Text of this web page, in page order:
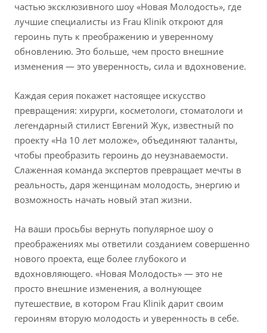
частью эксклюзивного шоу «Новая Молодость», где
лучшие специалисты из Frau Klinik откроют для
героинь путь к преображению и уверенному
обновлению. Это больше, чем просто внешние
изменения — это уверенность, сила и вдохновение.
Каждая серия покажет настоящее искусство
превращения: хирурги, косметологи, стоматологи и
легендарный стилист Евгений Жук, известный по
проекту «На 10 лет моложе», объединяют таланты,
чтобы преобразить героинь до неузнаваемости.
Слаженная команда экспертов превращает мечты в
реальность, даря женщинам молодость, энергию и
возможность начать новый этап жизни.
На ваши просьбы вернуть популярное шоу о
преображениях мы ответили созданием совершенно
нового проекта, еще более глубокого и
вдохновляющего. «Новая Молодость» — это не
просто внешние изменения, а волнующее
путешествие, в котором Frau Klinik дарит своим
героиням вторую молодость и уверенность в себе.